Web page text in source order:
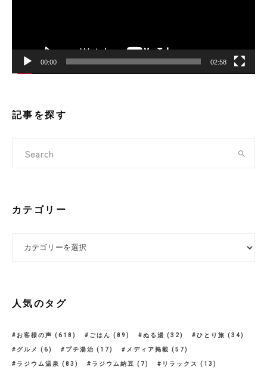
00:00 02:58
記事を探す
カテゴリー
人気のタグ
お客様の声 (618) ごはん (89) ぬる湯 (32) ひとり旅 (34)
グルメ (6) プチ湯治 (17) メディア掲載 (57)
ラジウム温泉 (83) ラジウム納豆 (7) リラックス (13)